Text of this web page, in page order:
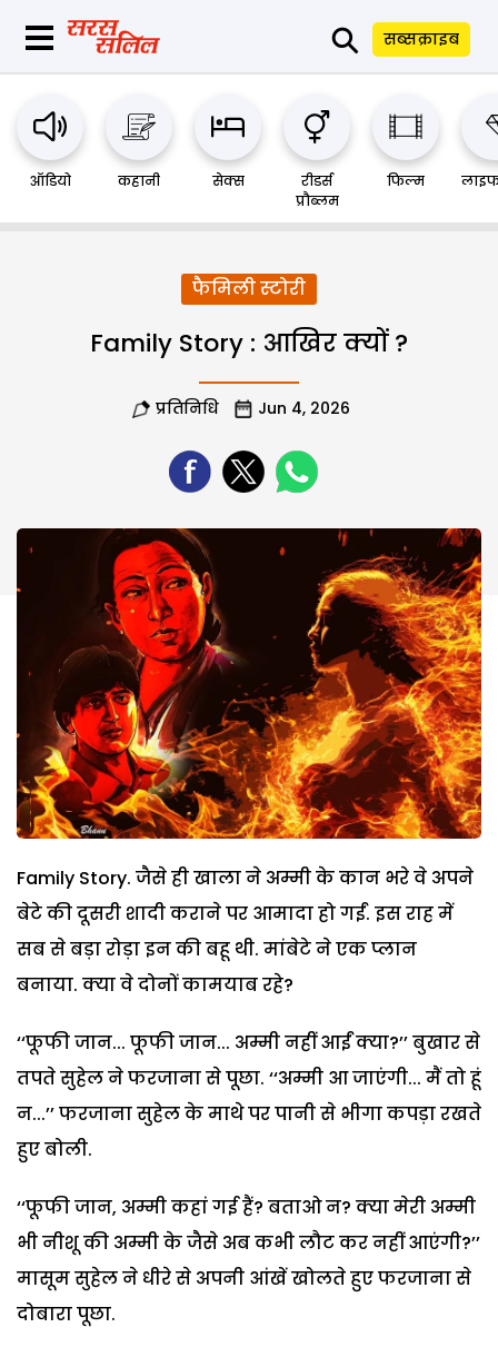
⚲ सब्सक्राइब
ऑडियो कहानी सेक्स
रीडर्स
प्रौब्लम
फिल्म
फैमिली स्टोरी
Family Story : आखिर क्यों ?
प्रतिनिधि Jun 4, 2026
Family Story. जैसे ही खाला ने अम्मी के कान भरे वे अपने
बेटे की दूसरी शादी कराने पर आमादा हो गईं. इस राह में
सब से बड़ा रोड़ा इन की बहू थी. मांबेटे ने एक प्लान
बनाया. क्या वे दोनों कामयाब रहे?
‘‘फूफी जान... फूफी जान... अम्मी नहीं आईं क्या?’’ बुखार से
तपते सुहेल ने फरजाना से पूछा. ‘‘अम्मी आ जाएंगी... मैं तो हूं
न...’’ फरजाना सुहेल के माथे पर पानी से भीगा कपड़ा रखते
हुए बोली.
‘‘फूफी जान, अम्मी कहां गई हैं? बताओ न? क्या मेरी अम्मी
भी नीशू की अम्मी के जैसे अब कभी लौट कर नहीं आएंगी?’’
मासूम सुहेल ने धीरे से अपनी आंखें खोलते हुए फरजाना से
दोबारा पूछा.